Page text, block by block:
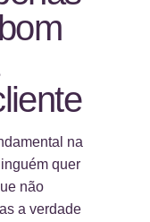
na
quer
não
a verdade